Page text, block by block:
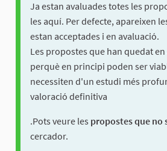
Ja estan avaluades totes les
les aquí. Per defecte, apareixen
estan acceptades i en avaluació.
Les propostes que han quedat en
perquè en principi poden ser
necessiten d'un estudi més
valoració definitiva
.Pots veure les propostes que no
cercador.